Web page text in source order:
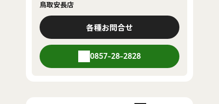
鳥取安長店
各種お問合せ
0857-28-2828